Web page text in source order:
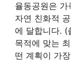
율동공원은
자연 친화적
에 달합니다. (
목적에 맞는
떤 계획이 가